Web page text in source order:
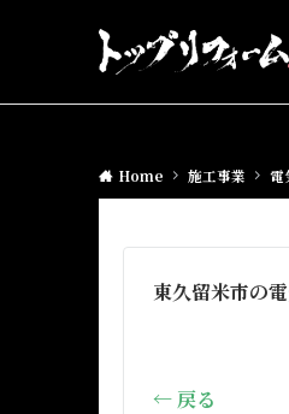
Home 施工事業 電
東久留米市の
← 戻る